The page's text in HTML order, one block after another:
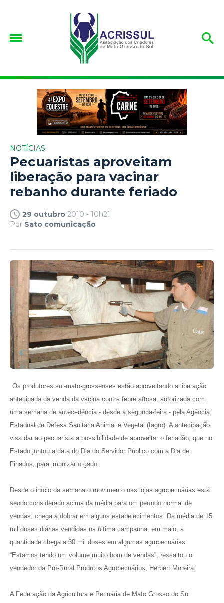
NOTÍCIAS
Pecuaristas aproveitam
liberação para vacinar
rebanho durante feriado
29 outubro 2010 - 10h21
Por Sato comunicação
Os produtores sul-mato-grossenses estão aproveitando a liberação
antecipada da venda da vacina contra febre aftosa, autorizada com
uma semana de antecedência - desde a segunda-feira - pela Agência
Estadual de Defesa Sanitária Animal e Vegetal (Iagro). A antecipação
visa dar ao pecuarista a possibilidade de aproveitar o feriadão, que no
Estado juntou a data do Dia do Servidor Público com a Dia de
Finados, para imunizar o gado.
Desde o início da semana o movimento nas lojas agropecuárias está
sendo considerado acima da média para um período normal de
vendas, chega a dobrar em alguns estabelecimentos. Da média de 15
mil doses diárias vendidas na última campanha, em maio, a
quantidade chega a 30 mil doses em algumas agropecuárias.
“Estamos tendo um volume muito bom de vendas”, ressaltou o
vendedor da Pró-Rural Produtos Agropecuários, Herbert Moreira.
A Federação da Agricultura e Pecuária de Mato Grosso do Sul